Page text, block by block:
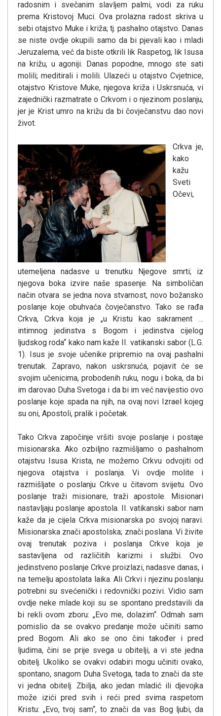
radosnim i svečanim slavljem palmi, vodi za ruku
prema Kristovoj Muci. Ova prolazna radost skriva u
sebi otajstvo Muke i križa; tj. pashalno otajstvo. Danas
se niste ovdje okupili samo da bi pjevali kao i mladi
Jeruzalema, već da biste otkrili lik Raspetog, lik Isusa
na križu, u agoniji. Danas popodne, mnogo ste sati
molili; meditirali i molili. Ulazeći u otajstvo Cvjetnice,
otajstvo Kristove Muke, njegova križa i Uskrsnuća, vi
zajednički razmatrate o Crkvom i o njezinom poslanju,
jer je Krist umro na križu da bi čovječanstvu dao novi
život.
Crkva je,
kako
kažu
Sveti
Očevi,
utemeljena nadasve u trenutku Njegove smrti; iz
njegova boka izvire naše spasenje. Na simboličan
način otvara se jedna nova stvarnost, novo božansko
poslanje koje obuhvaća čovječanstvo. Tako se rađa
Crkva, Crkva koja je „u Kristu kao sakrament …
intimnog jedinstva s Bogom i jedinstva cijelog
ljudskog roda“ kako nam kaže II. vatikanski sabor (L.G.
1). Isus je svoje učenike pripremio na ovaj pashalni
trenutak. Zapravo, nakon uskrsnuća, pojavit će se
svojim učenicima, probodenih ruku, nogu i boka, da bi
im darovao Duha Svetoga i da bi im već navijestio ovo
poslanje koje spada na njih, na ovaj novi Izrael kojeg
su oni, Apostoli, pralik i početak.
Tako Crkva započinje vršiti svoje poslanje i postaje
misionarska. Ako ozbiljno razmišljamo o pashalnom
otajstvu Isusa Krista, ne možemo Crkvu odvojiti od
njegova otajstva i poslanja. Vi ovdje molite i
razmišljate o poslanju Crkve u čitavom svijetu. Ovo
poslanje traži misionare, traži apostole. Misionari
nastavljaju poslanje apostola. II. vatikanski sabor nam
kaže da je cijela Crkva misionarska po svojoj naravi.
Misionarska znači apostolska; znači poslana. Vi živite
ovaj trenutak poziva i poslanja Crkve koja je
sastavljena od različitih karizmi i službi. Ovo
jedinstveno poslanje Crkve proizlazi, nadasve danas, i
na temelju apostolata laika. Ali Crkvi i njezinu poslanju
potrebni su svećenički i redovnički pozivi. Vidio sam
ovdje neke mlade koji su se spontano predstavili da
bi rekli ovom zboru: „Evo me, dolazim“. Odmah sam
pomislio da se ovakvo predanje može učiniti samo
pred Bogom. Ali ako se ono čini također i pred
ljudima, čini se prije svega u obitelji, a vi ste jedna
obitelj. Ukoliko se ovakvi odabiri mogu učiniti ovako,
spontano, snagom Duha Svetoga, tada to znači da ste
vi jedna obitelj. Zbilja, ako jedan mladić ili djevojka
može izići pred svih i reći pred svima raspetom
Kristu: „Evo, tvoj sam“, to znači da vas Bog ljubi, da